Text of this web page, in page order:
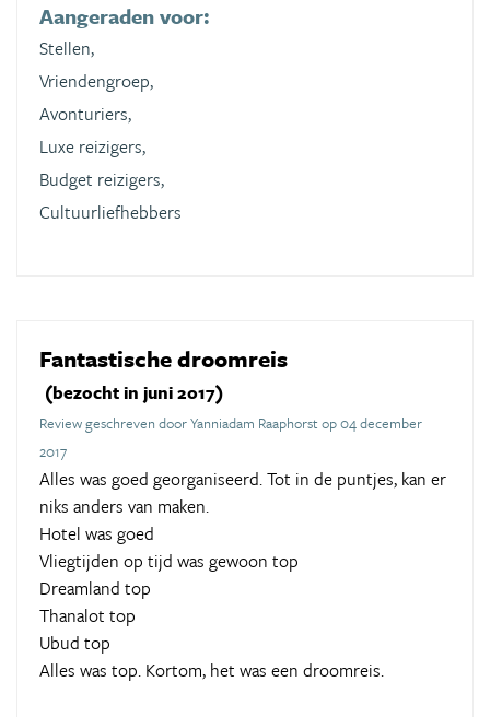
Aangeraden voor:
Stellen,
Vriendengroep,
Avonturiers,
Luxe reizigers,
Budget reizigers,
Cultuurliefhebbers
Fantastische droomreis
(bezocht in juni 2017)
Review geschreven door Yanniadam Raaphorst op 04 december
2017
Alles was goed georganiseerd. Tot in de puntjes, kan er
niks anders van maken.
Hotel was goed
Vliegtijden op tijd was gewoon top
Dreamland top
Thanalot top
Ubud top
Alles was top. Kortom, het was een droomreis.